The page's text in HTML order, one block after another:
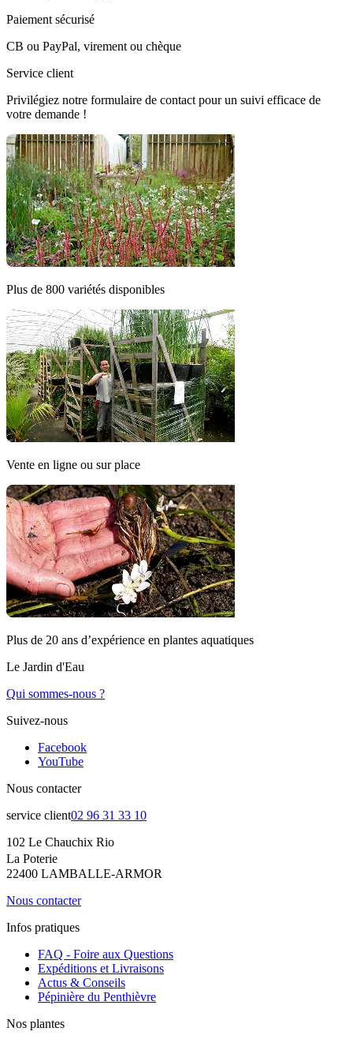
Paiement sécurisé
CB ou PayPal, virement ou chèque
Service client
Privilégiez notre formulaire de contact pour un suivi efficace de
votre demande !
Plus de 800 variétés disponibles
Vente en ligne ou sur place
Plus de 20 ans d’expérience en plantes aquatiques
Le Jardin d'Eau
Qui sommes-nous ?
Suivez-nous
Facebook
YouTube
Nous contacter
service client02 96 31 33 10
102 Le Chauchix Rio
La Poterie
22400 LAMBALLE-ARMOR
Nous contacter
Infos pratiques
FAQ - Foire aux Questions
Expéditions et Livraisons
Actus & Conseils
Pépinière du Penthièvre
Nos plantes